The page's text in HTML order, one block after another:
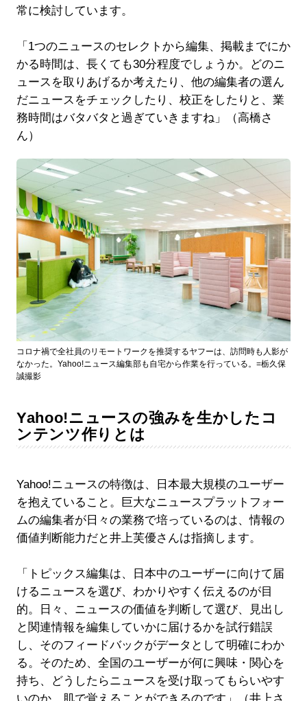
常に検討しています。
「1つのニュースのセレクトから編集、掲載までにか
かる時間は、長くても30分程度でしょうか。どのニ
ュースを取りあげるか考えたり、他の編集者の選ん
だニュースをチェックしたり、校正をしたりと、業
務時間はバタバタと過ぎていきますね」（高橋さ
ん）
コロナ禍で全社員のリモートワークを推奨するヤフーは、訪問時も人影が
なかった。Yahoo!ニュース編集部も自宅から作業を行っている。=栃久保
誠撮影
Yahoo!ニュースの強みを生かしたコ
ンテンツ作りとは
Yahoo!ニュースの特徴は、日本最大規模のユーザー
を抱えていること。巨大なニュースプラットフォー
ムの編集者が日々の業務で培っているのは、情報の
価値判断能力だと井上芙優さんは指摘します。
「トピックス編集は、日本中のユーザーに向けて届
けるニュースを選び、わかりやすく伝えるのが目
的。日々、ニュースの価値を判断して選び、見出し
と関連情報を編集していかに届けるかを試行錯誤
し、そのフィードバックがデータとして明確にわか
る。そのため、全国のユーザーが何に興味・関心を
持ち、どうしたらニュースを受け取ってもらいやす